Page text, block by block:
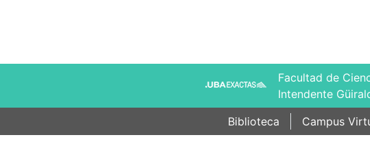
Facultad de
Intendente
Biblioteca
Campus